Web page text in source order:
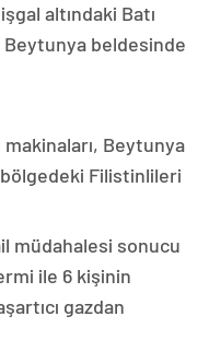
altındaki Batı
Beytunya beldesinde
Beytunya
Filistinlileri
müdahalesi sonucu
ile 6 kişinin
gazdan